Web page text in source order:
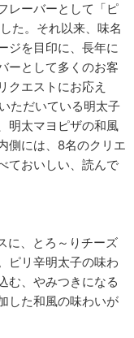
レーバーとして「ピ
た。それ以来、味名
ジを目印に、長年に
ーとして多くのお客
クエストにお応え
ただいている明太子
明太マヨピザの和風
側には、8名のクリエ
ておいしい、読んで
に、とろ～りチーズ
ピリ辛明太子の味わ
む、やみつきになる
した和風の味わいが